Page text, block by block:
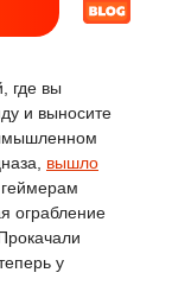
где вы
и выносите
вышло
ограбление
у